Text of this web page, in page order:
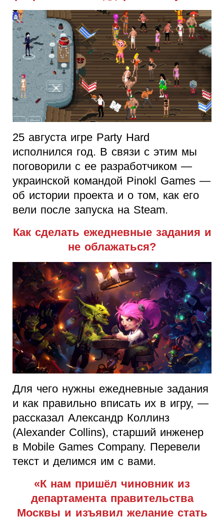
25 августа игре Party Hard
исполнился год. В связи с этим мы
поговорили с ее разработчиком —
украинской командой Pinokl Games —
об истории проекта и о том, как его
вели после запуска на Steam.
Как сделать ежедневные задания и
не облажаться?
Для чего нужны ежедневные задания
и как правильно вписать их в игру, —
рассказал Александр Коллинз
(Alexander Collins), старший инженер
в Mobile Games Company. Перевели
текст и делимся им с вами.
«К нам пришёл чиновник из
департамента правительства
Москвы и изъявил желание стать